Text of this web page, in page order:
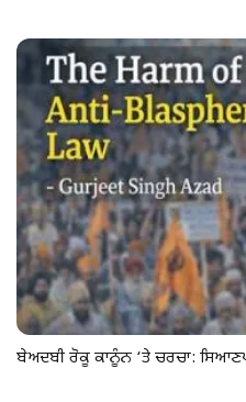
ਬੇਅਦਬੀ ਰੋਕੂ ਕਾਨੂੰਨ ‘ਤੇ ਚਰਚਾ: